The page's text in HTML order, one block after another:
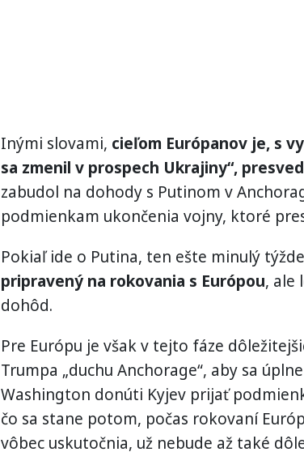
Inými slovami, cieľom Európanov je, s
sa zmenil v prospech Ukrajiny“,
zabudol na dohody s Putinom v
podmienkam ukončenia vojny, ktoré
Pokiaľ ide o Putina, ten ešte minulý
pripravený na rokovania s Európou, ale
dohôd.
Pre Európu je však v tejto fáze
Trumpa „duchu Anchorage“, aby sa
Washington donúti Kyjev prijať
čo sa stane potom, počas rokovaní
vôbec uskutočnia, už nebude až také